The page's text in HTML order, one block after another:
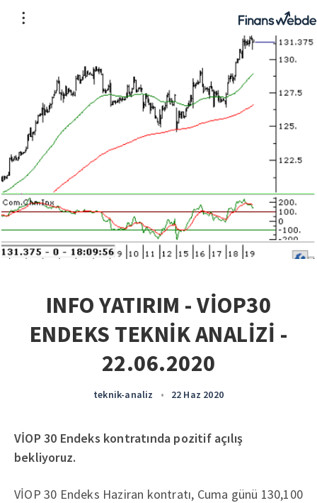
INFO YATIRIM - VİOP30
ENDEKS TEKNİK ANALİZİ -
22.06.2020
teknik-analiz • 22 Haz 2020
VİOP 30 Endeks kontratında pozitif açılış
bekliyoruz.
VİOP 30 Endeks Haziran kontratı, Cuma günü 130,100